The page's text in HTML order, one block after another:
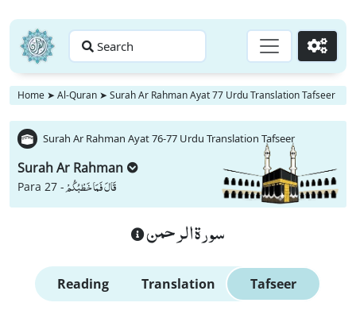
Search Go
Home ➤ Al-Quran ➤ Surah Ar Rahman Ayat 77 Urdu Translation Tafseer
Surah Ar Rahman Ayat 76-77 Urdu Translation Tafseer
Surah Ar Rahman
Para 27 -قَالَ فَمَا خَطْبُكُمْ
سورة الرحمن
Reading Translation Tafseer